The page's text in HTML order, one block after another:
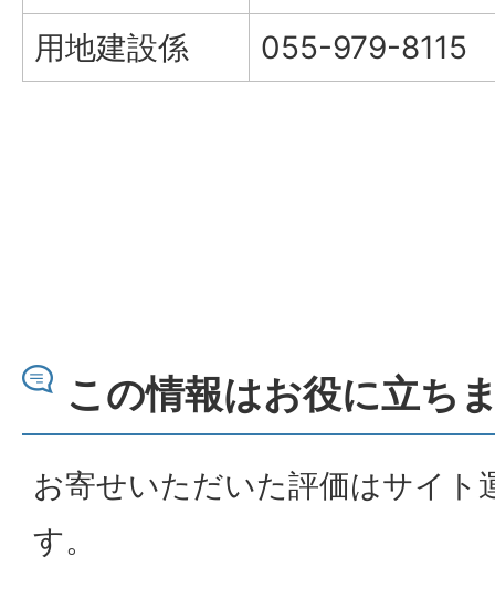
用地建設係
055-979-8115
この情報はお役に立ち
お寄せいただいた評価はサイト
す。